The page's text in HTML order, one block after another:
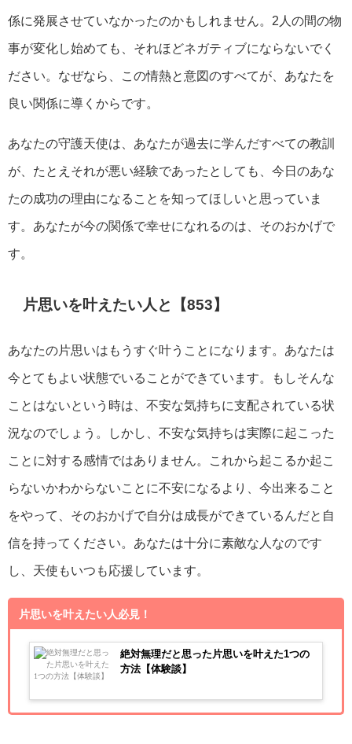
係に発展させていなかったのかもしれません。2人の間の物
事が変化し始めても、それほどネガティブにならないでく
ださい。なぜなら、この情熱と意図のすべてが、あなたを
良い関係に導くからです。
あなたの守護天使は、あなたが過去に学んだすべての教訓
が、たとえそれが悪い経験であったとしても、今日のあな
たの成功の理由になることを知ってほしいと思っていま
す。あなたが今の関係で幸せになれるのは、そのおかげで
す。
片思いを叶えたい人と【853】
あなたの片思いはもうすぐ叶うことになります。あなたは
今とてもよい状態でいることができています。もしそんな
ことはないという時は、不安な気持ちに支配されている状
況なのでしょう。しかし、不安な気持ちは実際に起こった
ことに対する感情ではありません。これから起こるか起こ
らないかわからないことに不安になるより、今出来ること
をやって、そのおかげで自分は成長ができているんだと自
信を持ってください。あなたは十分に素敵な人なのです
し、天使もいつも応援しています。
片思いを叶えたい人必見！
絶対無理だと思った片思いを叶えた1つの
方法【体験談】